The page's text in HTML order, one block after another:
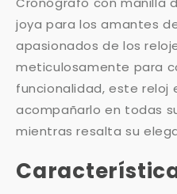
joya para los amantes
apasionados de los
meticulosamente para
funcionalidad, este reloj
acompañarlo en todas
mientras resalta su